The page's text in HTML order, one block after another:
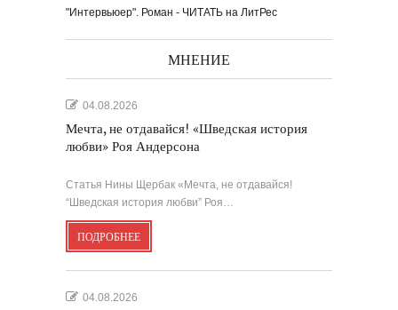
"Интервьюер". Роман - ЧИТАТЬ на ЛитРес
МНЕНИЕ
04.08.2026
Мечта, не отдавайся! «Шведская история
любви» Роя Андерсона
Статья Нины Щербак «Мечта, не отдавайся!
“Шведская история любви” Роя…
ПОДРОБНЕЕ
04.08.2026